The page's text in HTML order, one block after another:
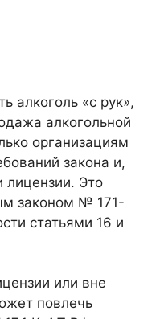
алкоголь «с рук»,
алкогольной
организациям
закона и,
лицензии. Это
законом № 171-
статьями 16 и
или вне
повлечь